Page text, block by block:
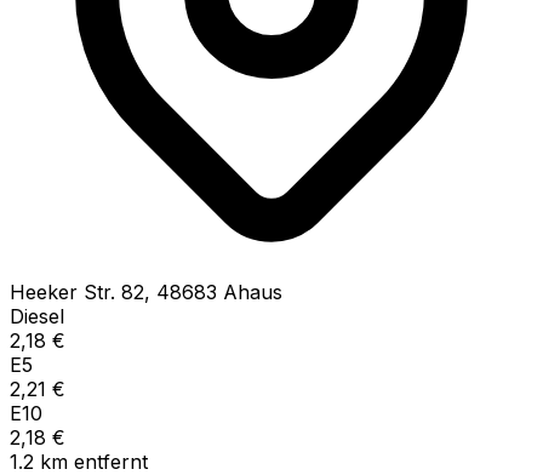
Heeker Str. 82, 48683 Ahaus
Diesel
2,18 €
E5
2,21 €
E10
2,18 €
1.2 km entfernt